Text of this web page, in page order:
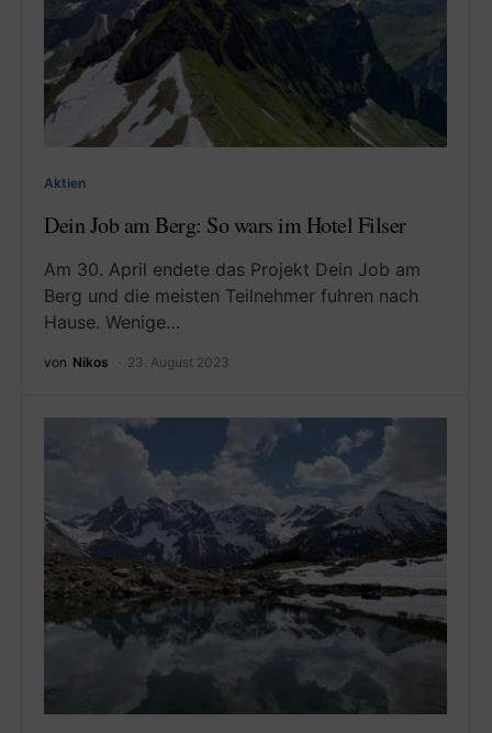
Aktien
Dein Job am Berg: So wars im Hotel Filser
Am 30. April endete das Projekt Dein Job am
Berg und die meisten Teilnehmer fuhren nach
Hause. Wenige…
von Nikos 23. August 2023